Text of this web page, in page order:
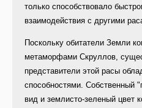
только способствовало
взаимодействия с другими
Поскольку обитатели Земли
метаморфами Скруллов,
представители этой расы
способностями. Собственный
вид и землисто-зеленый цвет